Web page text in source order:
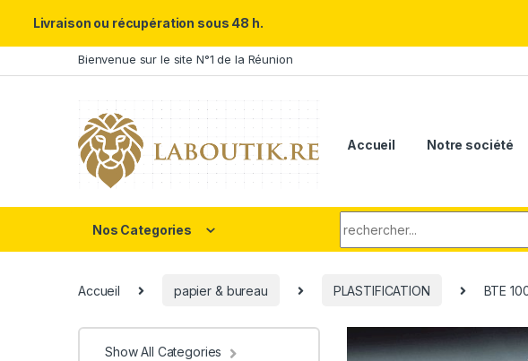
Skip to navigation
Skip to contentBienvenue sur le site N°1 de la Réunion
Accueil Notre société
Nos Categories
Accueil papier & bureau PLASTIFICATION BTE
Show All Categories
Livraison ou récupération sous 48 h.